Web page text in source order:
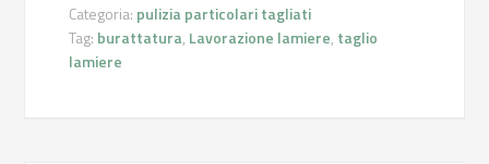
Categoria: pulizia particolari tagliati
Tag: burattatura, Lavorazione lamiere, taglio
lamiere